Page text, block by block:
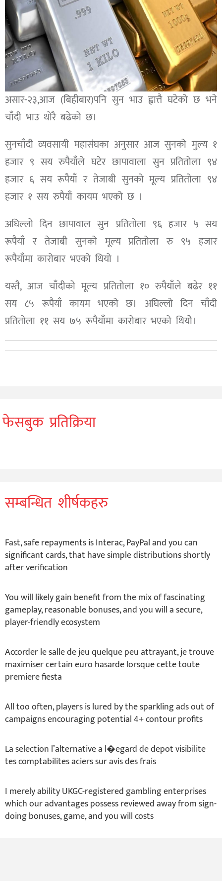
असार-२३,आज (बिहीबार)पनि सुन भाउ ह्वात्तै घटेको छ भने
चाँदी भाउ थोरै बढेको छ।
सुनचाँदी व्यवसायी महासंघका अनुसार आज सुनको मुल्य १
हजार ९ सय रुपैयाँले घटेर छापावाला सुन प्रतितोला ९४
हजार ६ सय रूपैयाँ र तेजाबी सुनको मूल्य प्रतितोला ९४
हजार १ सय रुपैयाँ कायम भएको छ ।
अघिल्लो दिन छापावाल सुन प्रतितोला ९६ हजार ५ सय
रूपैयाँ र तेजाबी सुनको मूल्य प्रतितोला रु ९५ हजार
रूपैयाँमा कारोबार भएको थियो ।
यस्तै, आज चाँदीको मूल्य प्रतितोला १० रुपैयाँले बढेर ११
सय ८५ रूपैयाँ कायम भएको छ। अघिल्लो दिन चाँदी
प्रतितोला ११ सय ७५ रूपैयाँमा कारोबार भएको थियोे।
फेसबुक प्रतिक्रिया
सम्बन्धित शीर्षकहरु
Fast, safe repayments is Interac, PayPal and you can
significant cards, that have simple distributions shortly
after verification
You will likely gain benefit from the mix of fascinating
gameplay, reasonable bonuses, and you will a secure,
player-friendly ecosystem
Accorder le salle de jeu quelque peu attrayant, je trouve
maximiser certain euro hasarde lorsque cette toute
premiere fiesta
All too often, players is lured by the sparkling ads out of
campaigns encouraging potential 4+ contour profits
La selection l’alternative a l�egard de depot visibilite
tes comptabilites aciers sur avis des frais
I merely ability UKGC-registered gambling enterprises
which our advantages possess reviewed away from sign-
doing bonuses, game, and you will costs